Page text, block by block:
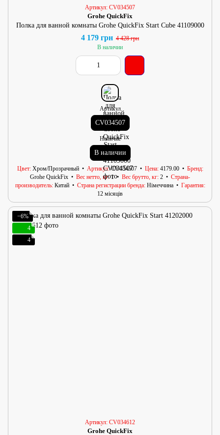
Артикул: CV034507
Grohe QuickFix
Полка для ванной комнаты Grohe QuickFix Start Cube 41109000
4 179 грн 4 428 грн
В наличии
Артикул
CV034507
Наличие
В наличии
Цвет Хром/Прозрачный Артикул CV034507 Цена 4179.00
Бренд
Grohe QuickFix
Вес нетто, кг 1 Вес брутто, кг 2
Страна-
производитель Китай Страна регистрации бренда Німеччина
Гарантия
12 місяців
−6%
4
4
Артикул: CV034612
Grohe QuickFix